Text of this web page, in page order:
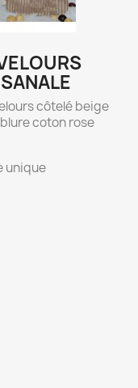
côtelé beige
coton rose
unique